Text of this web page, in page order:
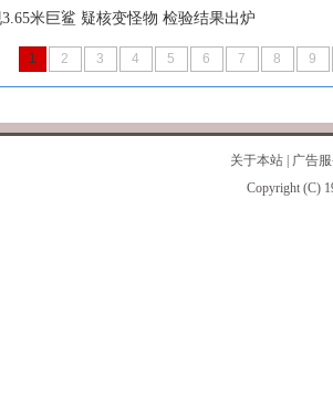
米巨鲨 疑核变怪物 检验结果出炉
1 2 3 4 5 6 7 8 9
关于本站
广告
Copyright (C)